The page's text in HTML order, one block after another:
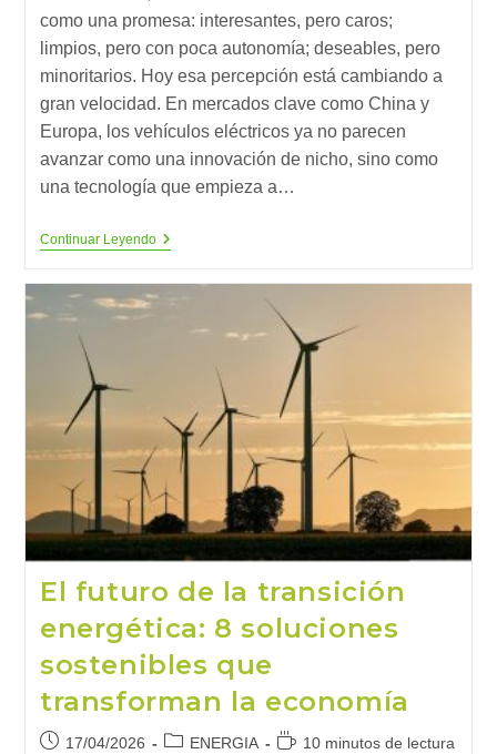
como una promesa: interesantes, pero caros;
limpios, pero con poca autonomía; deseables, pero
minoritarios. Hoy esa percepción está cambiando a
gran velocidad. En mercados clave como China y
Europa, los vehículos eléctricos ya no parecen
avanzar como una innovación de nicho, sino como
una tecnología que empieza a…
Continuar LeyendoLa
El
Eléctrico
Atrás
El futuro de la transición
energética: 8 soluciones
sostenibles que
transforman la economía
Publicación
17/04/2026
Categoría
ENERGIA
Tiempo10 minutos de lectura